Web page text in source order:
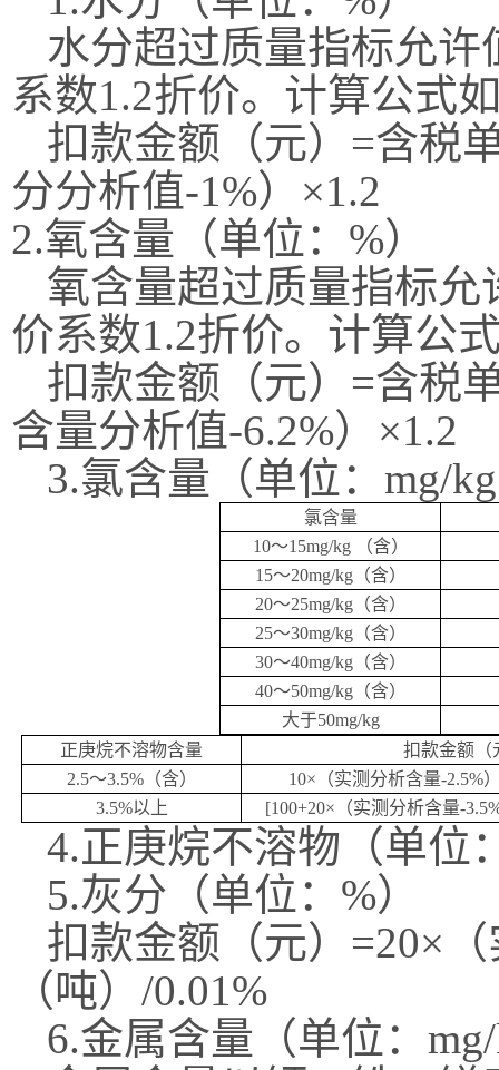
水分超过质量指标允
系数1.2折价。计算公式
扣款金额（元） =含税
分分析值-1%） ×1.2
2.氧含量（单位：%）
氧含量超过质量指标
价系数1.2折价。计算公
扣款金额（元） =含税
含量分析值-6.2%） ×1.2
3.氯含量（单位： mg/kg
氯含量
10～15mg/kg （含）
15～20mg/kg（含）
20～25mg/kg（含）
25～30mg/kg（含）
30～40mg/kg（含）
40～50mg/kg（含）
大于50mg/kg
正庚烷不溶物含量
扣款金额（
2.5～3.5%（含） 10× （实测分析含量-2.5%
3.5%以上 [100+20× （实测分析含量-
4.正庚烷不溶物 （单位
5.灰分（单位：%）
扣款金额（元） =20×
（吨）/0.01%
6.金属含量（单位：